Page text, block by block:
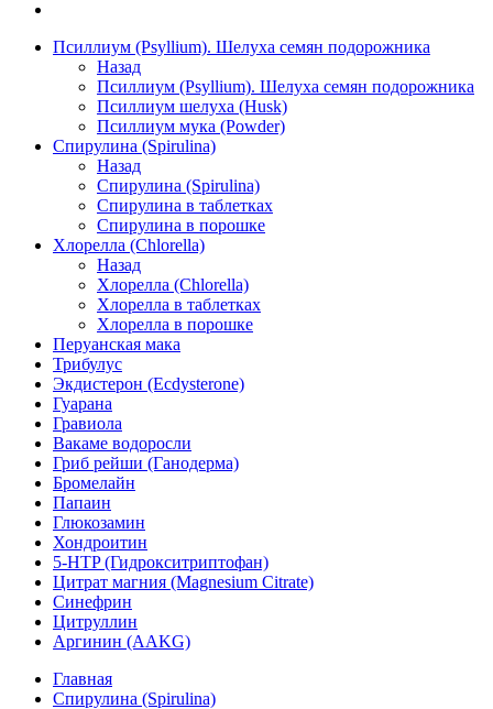
Псиллиум (Psyllium). Шелуха семян подорожника
Назад
Псиллиум (Psyllium). Шелуха семян подорожника
Псиллиум шелуха (Husk)
Псиллиум мука (Powder)
Спирулина (Spirulina)
Назад
Спирулина (Spirulina)
Спирулина в таблетках
Спирулина в порошке
Хлорелла (Chlorella)
Назад
Хлорелла (Chlorella)
Хлорелла в таблетках
Хлорелла в порошке
Перуанская мака
Трибулус
Экдистерон (Ecdysterone)
Гуарана
Гравиола
Вакаме водоросли
Гриб рейши (Ганодерма)
Бромелайн
Папаин
Глюкозамин
Хондроитин
5-HTP (Гидрокситриптофан)
Цитрат магния (Magnesium Citrate)
Синефрин
Цитруллин
Аргинин (AAKG)
Главная
Спирулина (Spirulina)